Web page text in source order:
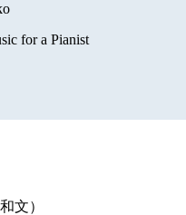
for a Pianist
文）